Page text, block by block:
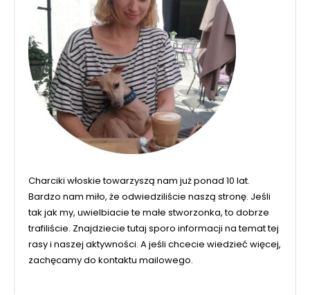
Charciki włoskie towarzyszą nam już ponad 10 lat.
Bardzo nam miło, że odwiedziliście naszą stronę. Jeśli
tak jak my, uwielbiacie te małe stworzonka, to dobrze
trafiliście. Znajdziecie tutaj sporo informacji na temat tej
rasy i naszej aktywności. A jeśli chcecie wiedzieć więcej,
zachęcamy do kontaktu mailowego.